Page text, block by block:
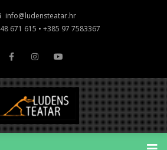
info@ludensteatar.hr
671 615 • +385 97 7583367